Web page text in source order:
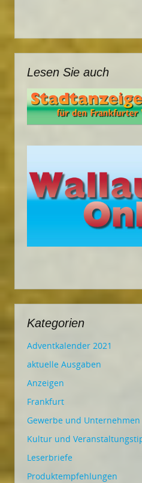
Lesen Sie auch
Kategorien
Adventkalender 2021
aktuelle Ausgaben
Anzeigen
Frankfurt
Gewerbe und Unternehmen
Kultur und
Leserbriefe
Produktempfehlungen